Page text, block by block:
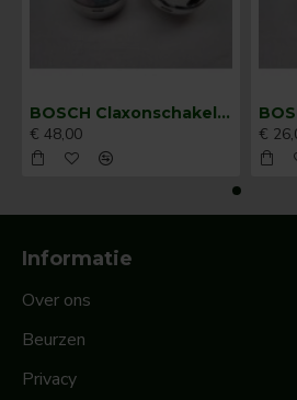
BOSCH Claxonschakelaar opbouw ⌀ 35 mm 0343013001
€ 48,00 €
Informatie
Over ons
Beurzen
Privacy